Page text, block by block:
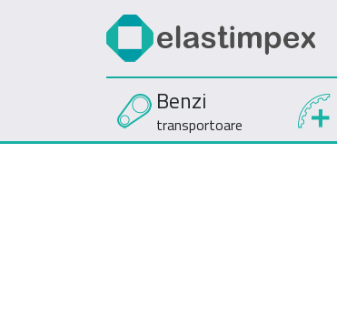
Benzi
transportoare